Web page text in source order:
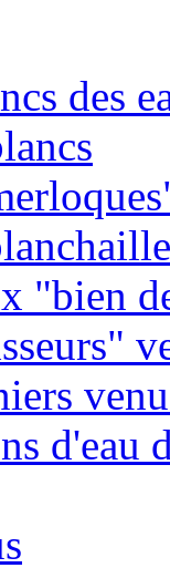
des
"bien
d'eau